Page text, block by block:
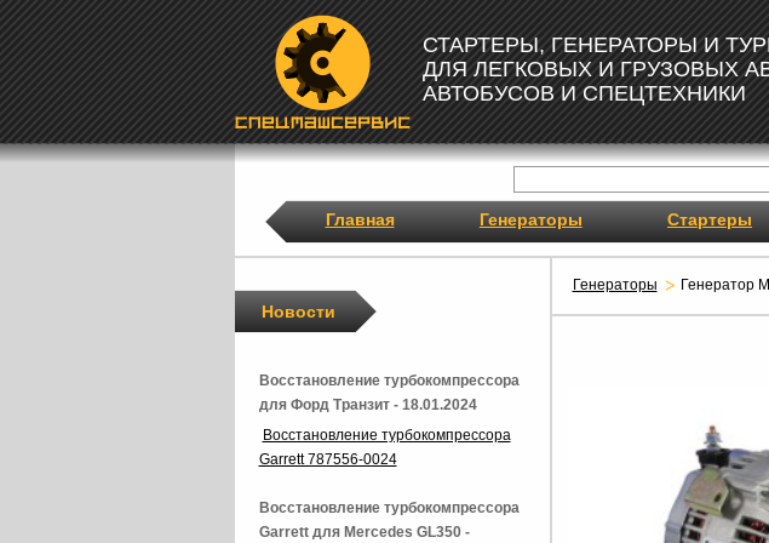
СТАРТЕРЫ, ГЕНЕРАТОРЫ И
ДЛЯ ЛЕГКОВЫХ И ГРУЗОВЫХ
АВТОБУСОВ И СПЕЦТЕХНИКИ
Главная Генераторы Стартеры
Генераторы Генератор
Новости
Восстановление турбокомпрессора
для Форд Транзит - 18.01.2024
Восстановление турбокомпрессора
Garrett 787556-0024
Восстановление турбокомпрессора
Garrett для Mercedes GL350 -